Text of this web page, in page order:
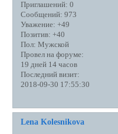
Приглашений: 0
Сообщений: 973
Уважение: +49
Позитив: +40
Пол: Мужской
Провел на форуме:
19 дней 14 часов
Последний визит:
2018-09-30 17:55:30
Lena Kolesnikova